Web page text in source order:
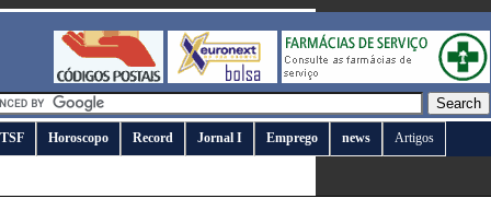
TSF Horoscopo Record Jornal I Emprego news Artigos